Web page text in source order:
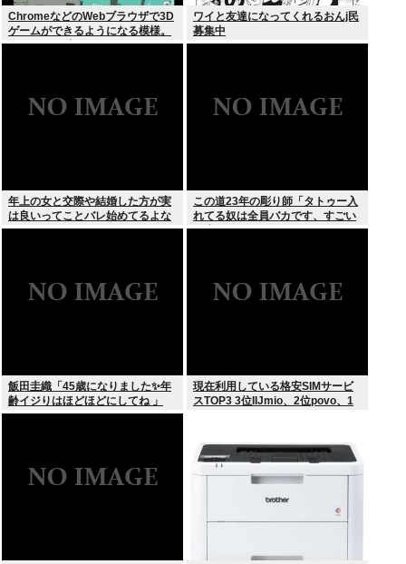
ChromeなどのWebブラウザで3D
ゲームができるようになる模様。
Windowsは完全不要に
ワイと友達になってくれるおんj民
募集中
年上の女と交際や結婚した方が実
は良いってことバレ始めてるよな
この道23年の彫り師「タトゥー入
れてる奴は全員バカです、すごい
民度低い」
飯田圭織「45歳になりました✨年
齢イジりはほどほどにしてね 」
現在利用している格安SIMサービ
スTOP3 3位IIJmio、2位povo、1